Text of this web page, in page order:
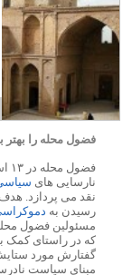
فضول محله را بهتر
نارسایی های
نقد می پردازد.
رسیدن به
مسئولین فضول محله
که در راستای کمک
گفتارش مورد ستایش
مبنای سیاست